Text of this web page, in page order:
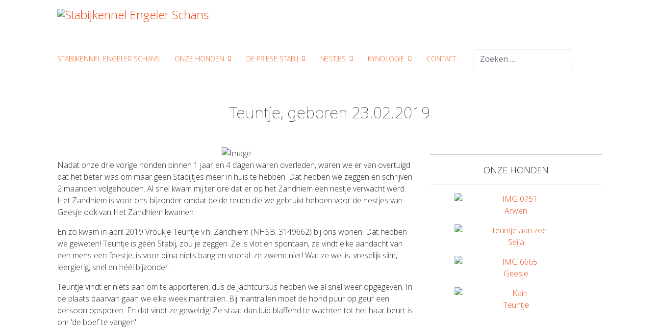
STABIJKENNEL ENGELER SCHANS ONZE HONDEN DE FRIESE STABIJ NESTJES KYNOLOGIE CONTACT Zoeken
Teuntje, geboren 23.02.2019
Nadat onze drie vorige honden binnen 1 jaar en 4 dagen waren overleden, waren we er van overtuigd
dat het beter was om maar geen Stabijtjes meer in huis te hebben. Dat hebben we zeggen en schrijven
2 maanden volgehouden. Al snel kwam mij ter ore dat er op het Zandhiem een nestje verwacht werd.
Het Zandhiem is voor ons bijzonder omdat beide reuen die we gebruikt hebben voor de nestjes van
Geesje ook van Het Zandhiem kwamen.
En zo kwam in april 2019 Vroukje Teuntje v.h. Zandhiem (NHSB: 3149662) bij ons wonen. Dat hebben
we geweten! Teuntje is géén Stabij, zou je zeggen. Ze is vlot en spontaan, ze vindt elke aandacht van
een mens een feestje, is voor bijna niets bang en vooral: ze zwemt niet! Wat ze wel is: vreselijk slim,
leergierig, snel en héél bijzonder.
Teuntje vindt er niets aan om te apporteren, dus de jachtcursus hebben we al snel weer opgegeven. In
de plaats daarvan gaan we elke week mantrailen. Bij mantrailen moet de hond puur op geur een
persoon opsporen. En dat vindt ze geweldig! Ze staat dan luid blaffend te wachten tot het haar beurt is
om 'de boef te vangen'.
ONZE HONDEN
Arwen
Seija
Geesje
Teuntje